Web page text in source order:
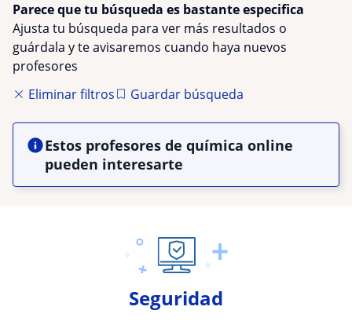
Parece que tu búsqueda es bastante especifica
Ajusta tu búsqueda para ver más resultados o
guárdala y te avisaremos cuando haya nuevos
profesores
Eliminar filtros
Guardar búsqueda
Estos profesores de química online
pueden interesarte
Seguridad